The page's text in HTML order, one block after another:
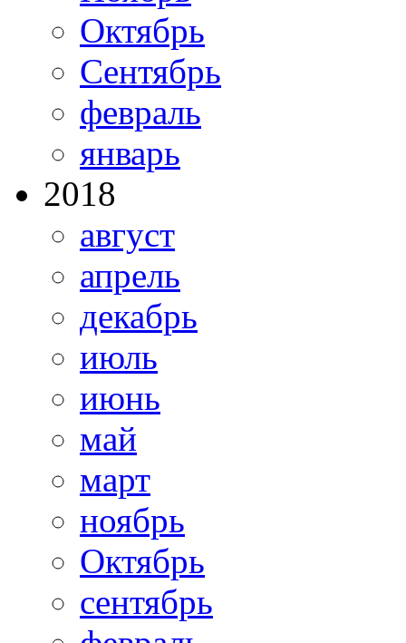
Октябрь
Сентябрь
февраль
январь
2018
август
апрель
декабрь
июль
июнь
май
март
ноябрь
Октябрь
сентябрь